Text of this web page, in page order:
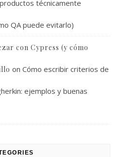
técnicamente
QA puede evitarlo)
con Cypress (y cómo
on Cómo escribir criterios de
ejemplos y buenas